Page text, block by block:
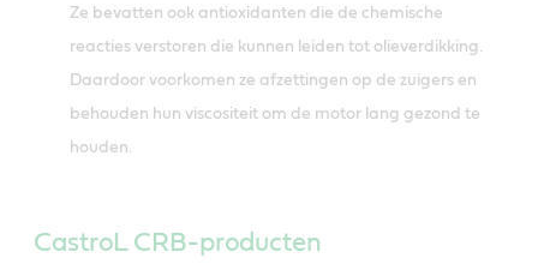
Ze bevatten ook antioxidanten die de chemische
reacties verstoren die kunnen leiden tot olieverdikking.
Daardoor voorkomen ze afzettingen op de zuigers en
behouden hun viscositeit om de motor lang gezond te
houden.
CastroL CRB-producten